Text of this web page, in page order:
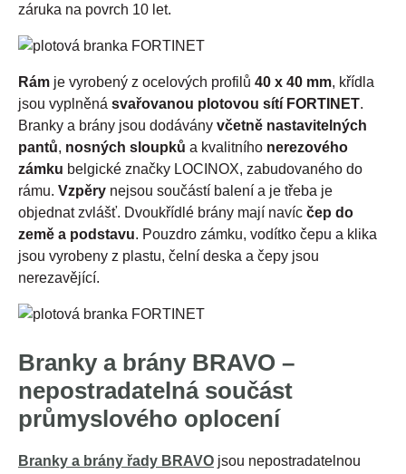
záruka na povrch 10 let.
Rám je vyrobený z ocelových profilů 40 x 40 mm, křídla
jsou vyplněná svařovanou plotovou sítí FORTINET.
Branky a brány jsou dodávány včetně nastavitelných
pantů, nosných sloupků a kvalitního nerezového
zámku belgické značky LOCINOX, zabudovaného do
rámu. Vzpěry nejsou součástí balení a je třeba je
objednat zvlášť. Dvoukřídlé brány mají navíc čep do
země a podstavu. Pouzdro zámku, vodítko čepu a klika
jsou vyrobeny z plastu, čelní deska a čepy jsou
nerezavějící.
Branky a brány BRAVO –
nepostradatelná součást
průmyslového oplocení
Branky a brány řady BRAVO jsou nepostradatelnou